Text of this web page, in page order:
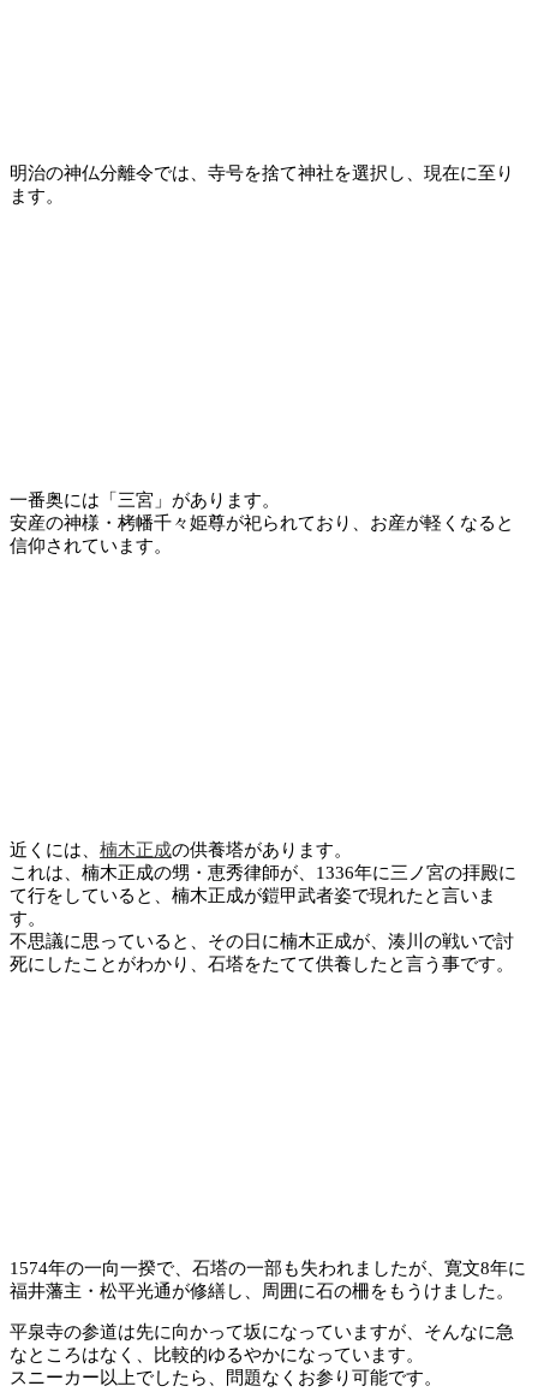
明治の神仏分離令では、寺号を捨て神社を選択し、現在に至り
ます。
一番奥には「三宮」があります。
安産の神様・栲幡千々姫尊が祀られており、お産が軽くなると
信仰されています。
近くには、 楠木正成の供養塔があります。
これは、楠木正成の甥・恵秀律師が、1336年に三ノ宮の拝殿に
て行をしていると、楠木正成が鎧甲武者姿で現れたと言いま
す。
不思議に思っていると、その日に楠木正成が、湊川の戦いで討
死にしたことがわかり、石塔をたてて供養したと言う事です。
1574年の一向一揆で、石塔の一部も失われましたが、寛文8年に
福井藩主・松平光通が修繕し、周囲に石の柵をもうけました。
平泉寺の参道は先に向かって坂になっていますが、そんなに急
なところはなく、比較的ゆるやかになっています。
スニーカー以上でしたら、問題なくお参り可能です。